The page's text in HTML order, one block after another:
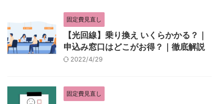
固定費見直し
【光回線】乗り換え いくらかかる？｜
申込み窓口はどこがお得？｜徹底解説
2022/4/29
固定費見直し